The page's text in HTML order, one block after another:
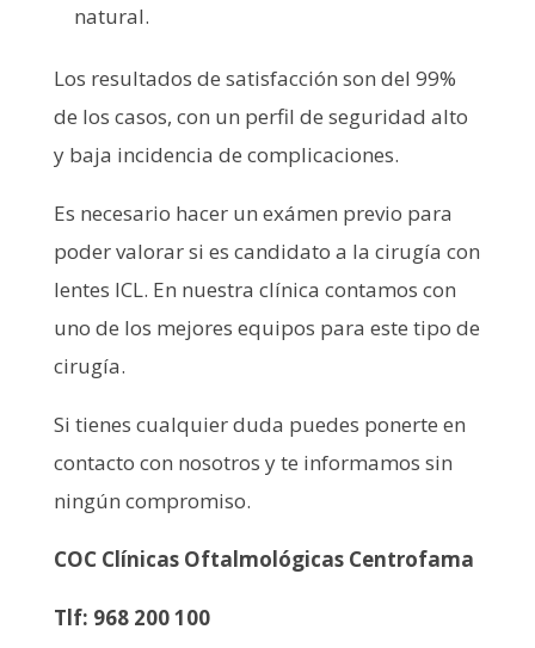
natural.
Los resultados de satisfacción son del 99%
de los casos, con un perfil de seguridad alto
y baja incidencia de complicaciones.
Es necesario hacer un exámen previo para
poder valorar si es candidato a la cirugía con
lentes ICL. En nuestra clínica contamos con
uno de los mejores equipos para este tipo de
cirugía.
Si tienes cualquier duda puedes ponerte en
contacto con nosotros y te informamos sin
ningún compromiso.
COC Clínicas Oftalmológicas Centrofama
Tlf: 968 200 100